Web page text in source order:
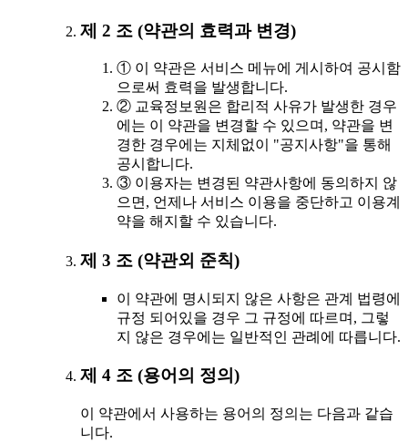
제 2 조 (약관의 효력과 변경)
① 이 약관은 서비스 메뉴에 게시하여 공시함
으로써 효력을 발생합니다.
② 교육정보원은 합리적 사유가 발생한 경우
에는 이 약관을 변경할 수 있으며, 약관을 변
경한 경우에는 지체없이 "공지사항"을 통해
공시합니다.
③ 이용자는 변경된 약관사항에 동의하지 않
으면, 언제나 서비스 이용을 중단하고 이용계
약을 해지할 수 있습니다.
제 3 조 (약관외 준칙)
이 약관에 명시되지 않은 사항은 관계 법령에
규정 되어있을 경우 그 규정에 따르며, 그렇
지 않은 경우에는 일반적인 관례에 따릅니다.
제 4 조 (용어의 정의)
이 약관에서 사용하는 용어의 정의는 다음과 같습
니다.